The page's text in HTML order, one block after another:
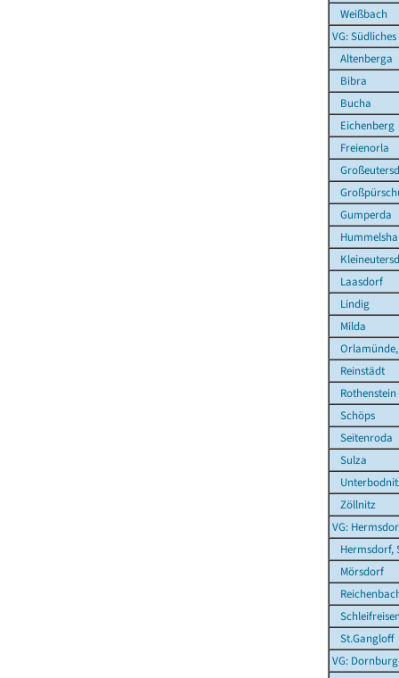
Weißbach
VG:
Altenberga
Bibra
Bucha
Eichenberg
Freienorla
Gumperda
Laasdorf
Lindig
Milda
Reinstädt
Rothenstein
Schöps
Seitenroda
Sulza
Zöllnitz
VG:
Hermsdorf,
Mörsdorf
St.Gangloff
VG: